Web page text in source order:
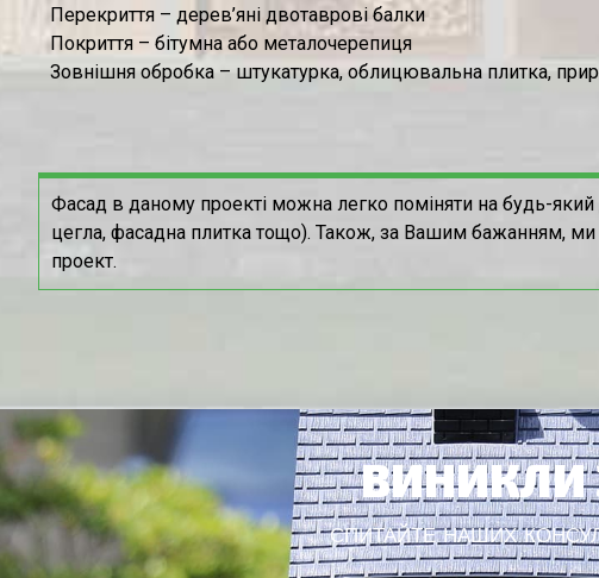
Перекриття – дерев’яні двотаврові балки
Покриття – бітумна або металочерепиця
Зовнішня обробка – штукатурка, облицювальна плитка,
Фасад в даному проекті можна легко поміняти на будь-
цегла, фасадна плитка тощо). Також, за Вашим бажанням,
проект.
ВИНИКЛИ
СПИТАЙТЕ НАШИХ